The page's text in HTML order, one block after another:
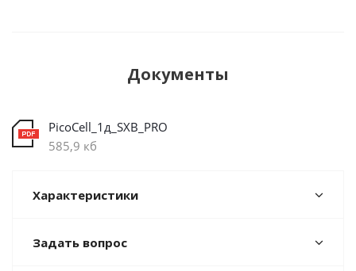
Документы
PicoCell_1д_SXB_PRO
585,9 кб
Характеристики
Задать вопрос